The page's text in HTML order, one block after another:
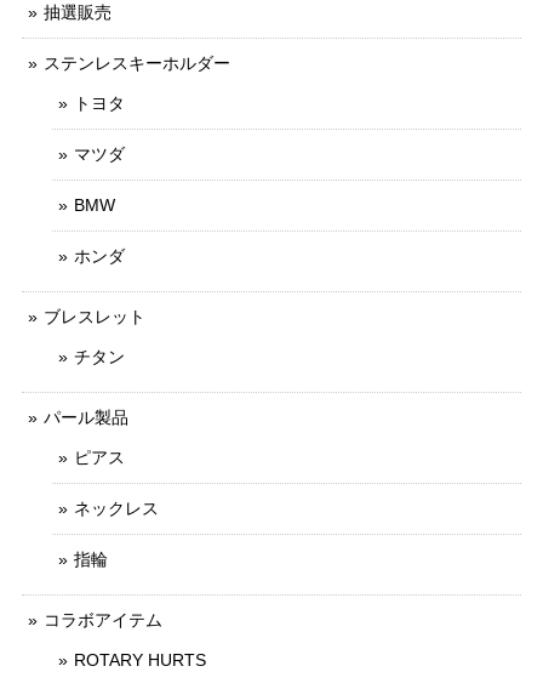
抽選販売
ステンレスキーホルダー
トヨタ
マツダ
BMW
ホンダ
ブレスレット
チタン
パール製品
ピアス
ネックレス
指輪
コラボアイテム
ROTARY HURTS